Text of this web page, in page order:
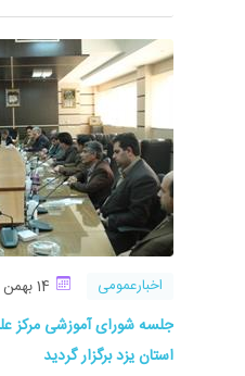
اخبارعمومی
جلسه شورای آموزشی مرکز
استان یزد برگزار گردید